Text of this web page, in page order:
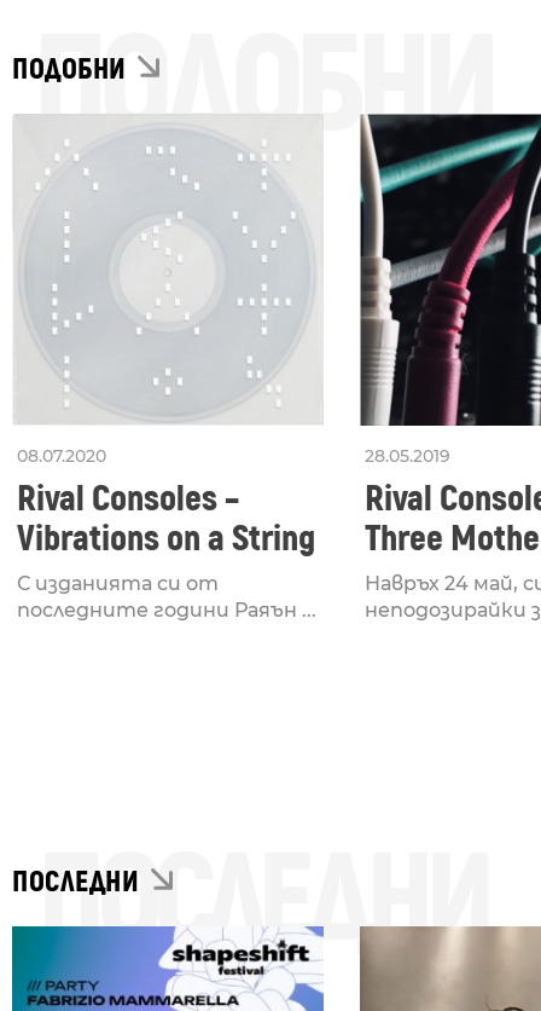
ПОДОБНИ
ПОДОБНИ
08.07.2020
Rival Consoles –
Vibrations on a String
С изданията си от
последните години Раяън ...
28.05.2019
Rival
Three
Навръх 24 май,
неподозирайки
ПОСЛЕДНИ
ПОСЛЕДНИ